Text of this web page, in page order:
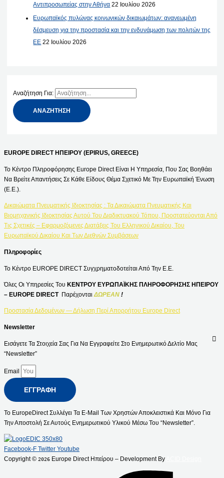
Αντιπροσωπείας στην Αθήνα 22 Ιουλίου 2026
Ευρωπαϊκός πυλώνας κοινωνικών δικαιωμάτων: ανανεωμένη
δέσμευση για την προστασία και την ενδυνάμωση των πολιτών της
ΕΕ 22 Ιουλίου 2026
Αναζήτηση Για:
EUROPE DIRECT ΗΠΕΙΡΟΥ (EPIRUS, GREECE)
Το Κέντρο Πληροφόρησης Europe Direct Είναι Η Υπηρεσία, Που Σας Βοηθάει
Να Βρείτε Απαντήσεις Σε Κάθε Είδους Θέμα Σχετικό Με Την Ευρωπαϊκή Ένωση
(Ε.Ε.).
Δικαιώματα Πνευματικής Ιδιοκτησίας : Τα Δικαιώματα Πνευματικής Και
Βιομηχανικής Ιδιοκτησίας Αυτού Του Διαδικτυακού Τόπου, Προστατεύονται Από
Τις Σχετικές – Εφαρμοζόμενες Διατάξεις Του Ελληνικού Δικαίου, Του
Ευρωπαϊκού Δικαίου Και Των Διεθνών Συμβάσεων
Πληροφορίες
Το Κέντρο EUROPE DIRECT Συγχρηματοδοτείται Από Την Ε.Ε.
Όλες Οι Υπηρεσίες Του ΚΕΝΤΡΟΥ ΕΥΡΩΠΑΪΚΗΣ ΠΛΗΡΟΦΟΡΗΣΗΣ ΗΠΕΙΡΟΥ
– EUROPE DIRECT Παρέχονται ΔΩΡΕΑΝ !
Προστασία Δεδομένων — Δήλωση Περί Απορρήτου Europe Direct
Newsletter
Εισάγετε Τα Στοιχεία Σας Για Να Εγγραφείτε Στο Ενημερωτικό Δελτίο Μας
“Newsletter”
Email
ΕΓΓΡΑΦΉ
Το EuropeDirect Συλλέγει Τα E-Mail Των Χρηστών Αποκλειστικά Και Μόνο Για
Την Αποστολή Σε Αυτούς Ενημερωτικού Υλικού Μέσω Του “Newsletter”.
Facebook-F Twitter Youtube
Copyright © 2026 Europe Direct Ηπείρου – Development By